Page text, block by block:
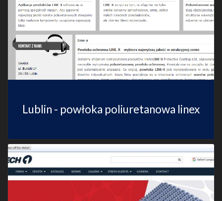
Lublin - powłoka poliuretanowa linex